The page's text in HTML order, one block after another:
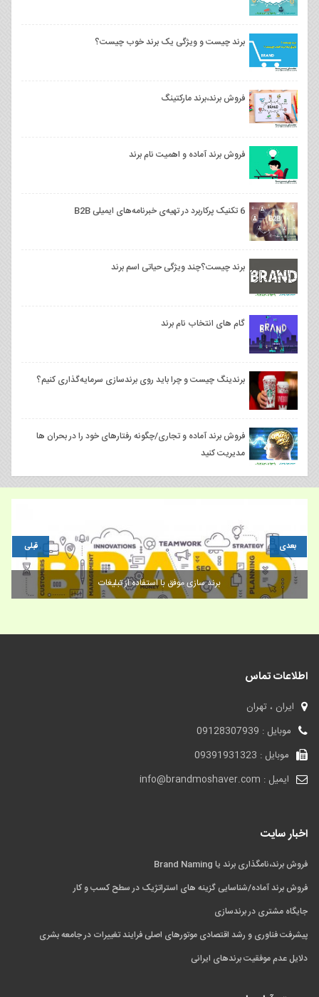
برند چیست و ویژگی یک برند خوب چیست؟
فروش برند،برند مارکتینگ
فروش برند آماده و اهمیت نام برند
6 تکنیک پرکاربرد در تهیه‌ی خبرنامه‌های ایمیلی B2B
برند چیست؟چند ویژگی حیاتی اسم برند
گام های انتخاب نام برند
برندینگ چیست و چرا باید روی برندسازی سرمایه‌گذاری کنیم؟
فروش برند آماده و تجاری/چگونه رفتارهای خود را در بحران ها
مدیریت کنید
برند سازی موفق با استفاده از تبلیغات
قبلی بعدی
اطلاعات تماس
ایران ، تهران
موبایل : 09128307939
موبایل : 09391931323
ایمیل : info@brandmoshaver.com
اخبار سایت
فروش برند،نامگذاری برند یا Brand Naming
فروش برند آماده/شناسایی گزینه های استراتژیک در سطح کسب و کار
جایگاه مشتری در برندسازی
پیشرفت فناوری و رشد اقتصادی موتورهای اصلی فرایند تغییرات در جامعه بشری
دلایل عدم موفقیت برندهای ایرانی